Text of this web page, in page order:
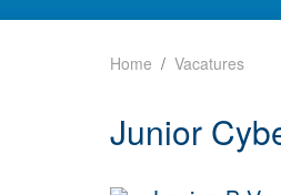
Home Vacatures
Junior